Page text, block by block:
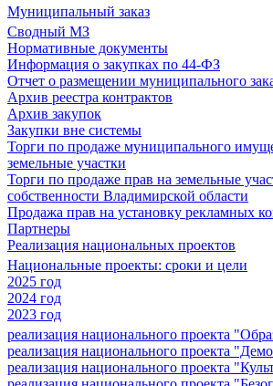
Муниципальный заказ
Сводный МЗ
Нормативные документы
Информация о закупках по 44-ФЗ
Отчет о размещении муниципального
Архив реестра контрактов
Архив закупок
Закупки вне системы
Торги по продаже муниципального
земельные участки
Торги по продаже прав на земельные
собственности Владимирской области
Продажа прав на установку рекламных
Партнеры
Реализация национальных проектов
Национальные проекты: сроки и цели
2025 год
2024 год
2023 год
реализация национального проекта
реализация национального проекта
реализация национального проекта